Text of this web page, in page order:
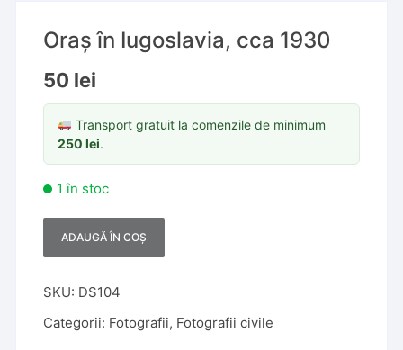
Oraș în Iugoslavia, cca 1930
50 lei
Transport gratuit la comenzile de minimum
250lei.
1 în stoc
ADAUGĂ ÎN COȘ
t
SKU: DS104
Categorii: Fotografii, Fotografii civile